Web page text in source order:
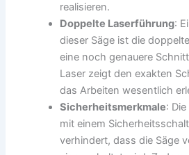
realisieren.
Doppelte Laserführung:
dieser Säge ist die
eine noch genauere
Laser zeigt den exakten
das Arbeiten wesentlich
Sicherheitsmerkmale:
mit einem
verhindert, dass die Säge